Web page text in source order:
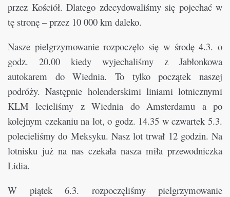
przez Kościół. Dlatego zdecydowaliśmy się pojechać w
tę stronę – przez 10 000 km daleko.
Nasze pielgrzymowanie rozpoczęło się w środę 4.3. o
godz. 20.00 kiedy wyjechaliśmy z Jabłonkowa
autokarem do Wiednia. To tylko początek naszej
podróży. Następnie holenderskimi liniami lotnicznymi
KLM lecieliśmy z Wiednia do Amsterdamu a po
kolejnym czekaniu na lot, o godz. 14.35 w czwartek 5.3.
polecieliśmy do Meksyku. Nasz lot trwał 12 godzin. Na
lotnisku już na nas czekała nasza miła przewodniczka
Lidia.
W piątek 6.3. rozpoczęliśmy pielgrzymowanie